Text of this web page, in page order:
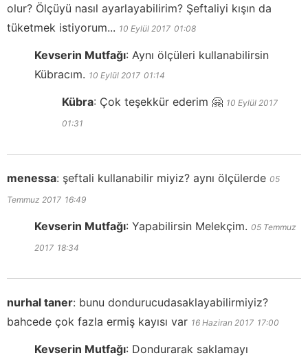
olur? Ölçüyü nasıl ayarlayabilirim? Şeftaliyi kışın da
tüketmek istiyorum... 10 Eylül 2017 01:08
Kevserin Mutfağı: Aynı ölçüleri kullanabilirsin
Kübracım. 10 Eylül 2017 01:14
Kübra: Çok teşekkür ederim 🤗 10 Eylül 2017
01:31
menessa: şeftali kullanabilir miyiz? aynı ölçülerde 05
Temmuz 2017 16:49
Kevserin Mutfağı: Yapabilirsin Melekçim. 05 Temmuz
2017 18:34
nurhal taner: bunu dondurucudasaklayabilirmiyiz?
bahcede çok fazla ermiş kayısı var 16 Haziran 2017 17:00
Kevserin Mutfağı: Dondurarak saklamayı